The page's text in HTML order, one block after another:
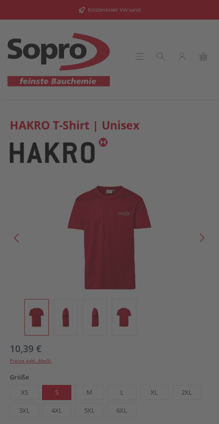
Kostenloser Versand
HAKRO T-Shirt | Unisex
10,39 €
Preise exkl. MwSt.
Größeauswählen
XS
S M L XL 2XL
3XL 4XL 5XL 6XL